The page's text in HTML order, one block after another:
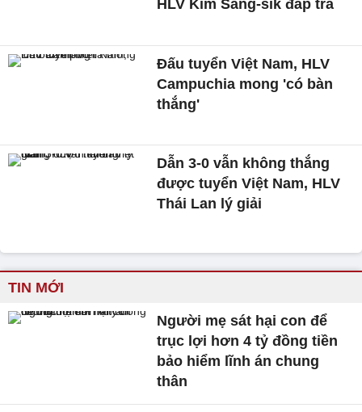
HLV Kim Sang-sik đáp trả
Đấu tuyển Việt Nam, HLV
Campuchia mong 'có bàn
thắng'
Dẫn 3-0 vẫn không thắng
được tuyển Việt Nam, HLV
Thái Lan lý giải
TIN MỚI
Người mẹ sát hại con để
trục lợi hơn 4 tỷ đồng tiền
bảo hiểm lĩnh án chung
thân